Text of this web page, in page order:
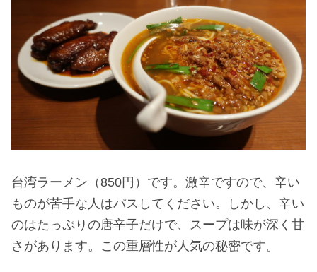
台湾ラーメン（850円）です。激辛ですので、辛い
ものが苦手な人はパスしてください。しかし、辛い
のはたっぷりの唐辛子だけで、スープは味が深く甘
さがあります。この重層性が人気の秘密です。